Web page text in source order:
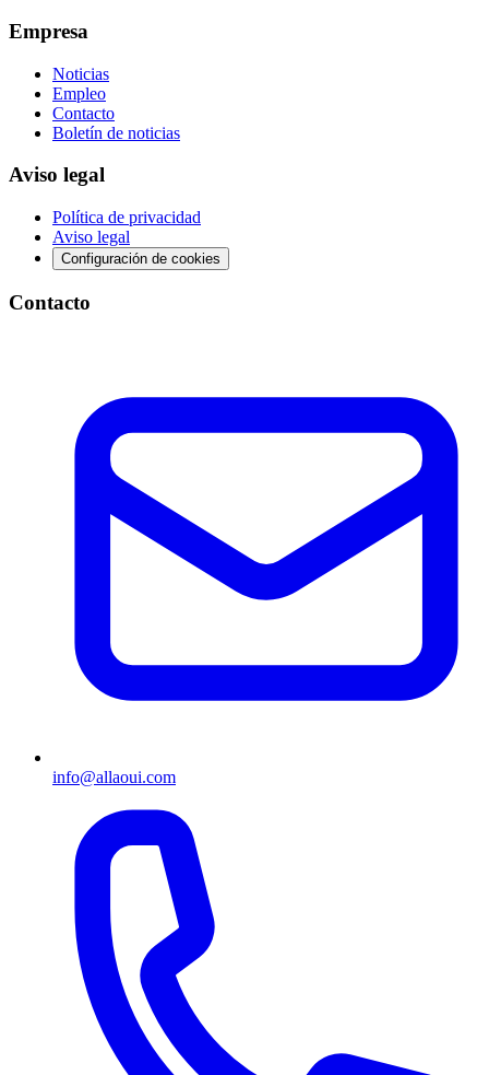
Empresa
Noticias
Empleo
Contacto
Boletín de noticias
Aviso legal
Política de privacidad
Aviso legal
Configuración de cookies
Contacto
info@allaoui.com